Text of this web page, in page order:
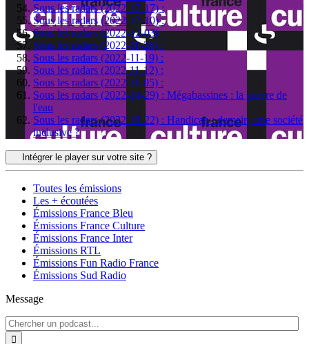
Sous les radars (2022-12-17) :
Sous les radars (2022-12-10) :
Sous les radars (2022-12-03) :
Sous les radars (2022-11-26) :
Sous les radars (2022-11-19) :
Sous les radars (2022-11-12) :
Sous les radars (2022-11-05) :
Sous les radars (2022-10-29) : Mégabassines : la guerre de
l'eau
Sous les radars (2022-10-22) : Handicap : demain, une société
inclusive ?
Intégrer le player sur votre site ?
Toutes les émissions
Les + écoutées
Émissions France Bleu
Émissions France Culture
Émissions France Inter
Émissions RTL
Émissions Fun Radio France
Émissions Sud Radio
Message